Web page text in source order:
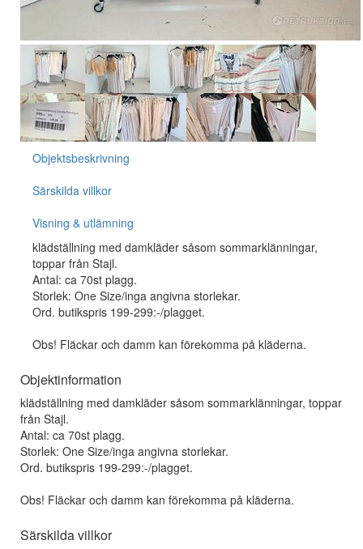
Objektsbeskrivning
Särskilda villkor
Visning & utlämning
klädställning med damkläder såsom sommarklänningar,
toppar från Stajl.
Antal: ca 70st plagg.
Storlek: One Size/inga angivna storlekar.
Ord. butikspris 199-299:-/plagget.
Obs! Fläckar och damm kan förekomma på kläderna.
Objektinformation
klädställning med damkläder såsom sommarklänningar, toppar
från Stajl.
Antal: ca 70st plagg.
Storlek: One Size/inga angivna storlekar.
Ord. butikspris 199-299:-/plagget.
Obs! Fläckar och damm kan förekomma på kläderna.
Särskilda villkor